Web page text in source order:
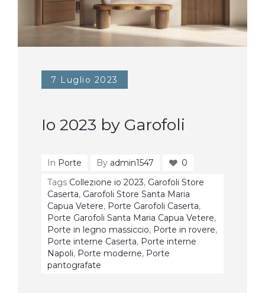
7 Luglio 2023
Io 2023 by Garofoli
In Porte By admin1547
0
Tags Collezione io 2023, Garofoli Store
Caserta, Garofoli Store Santa Maria
Capua Vetere, Porte Garofoli Caserta,
Porte Garofoli Santa Maria Capua Vetere,
Porte in legno massiccio, Porte in rovere,
Porte interne Caserta, Porte interne
Napoli, Porte moderne, Porte
pantografate